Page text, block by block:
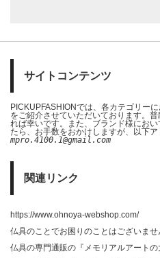
サイトコンテンツ
PICKUPFASHIONでは、各カテゴリー
をご紹介させていただいております。
れば幸いです。また、ブランド様にお
たら、お手数をおかけしますが、以下ア
mpro.4100.1@gmail.com
関連リンク
https://www.ohnoya-webshop.com/
仏具のことでお困りのことはございま
仏具の専門通販の『メモリアルアート